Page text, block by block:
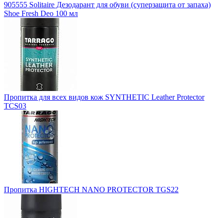
905555 Solitaire Дезодарант для обуви (суперзащита от запаха)
Shoe Fresh Deo 100 мл
Пропитка для всех видов кож SYNTHETIC Leather Protector
TCS03
Пропитка HIGHTECH NANO PROTECTOR TGS22